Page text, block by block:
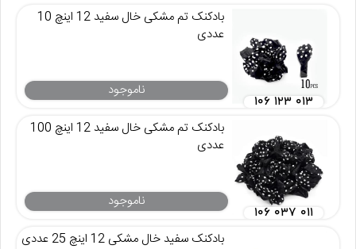
بادکنک تم مشکی خال سفید 12 اینچ 10
عددی
ناموجود
۱۰۶ ۱۲۳ ۰۱۳
بادکنک تم مشکی خال سفید 12 اینچ 100
عددی
ناموجود
۱۰۶ ۰۳۷ ۰۱۱
بادکنک سفید خال مشکی 12 اینچ 25 عددی